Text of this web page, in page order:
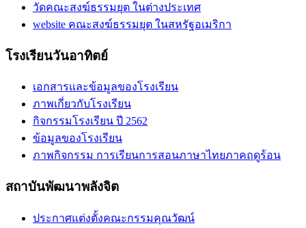
วัดคณะสงฆ์ธรรมยุต ในต่างประเทศ
website คณะสงฆ์ธรรมยุต ในสหรัฐอเมริกา
โรงเรียนวันอาทิตย์
เอกสารและข้อมูลของโรงเรียน
ภาพเกี่ยวกับโรงเรียน
กิจกรรมโรงเรียน ปี 2562
ข้อมูลของโรงเรียน
ภาพกิจกรรม การเรียนการสอนภาษาไทยภาคฤดูร้อน
สถาบันพัฒนาพลังจิต
ประกาศแต่งตั้งคณะกรรมคุณวัฒน์